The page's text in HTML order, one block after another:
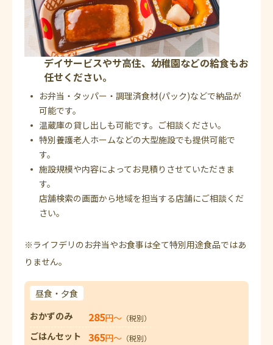
デイサービスやサ高住、幼稚園などの給食もお
任せください。
お弁当・タッパー・調理済食材(パック)などで納品が
可能です。
温蔵庫の貸し出しも可能です。ご相談ください。
特別養護老人ホームなどの大型施設でも提供可能で
す。
施設規模や内容によってお見積りさせていただきま
す。
店舗検索の画面から地域を担当する店舗にご相談くだ
さい。
※ライフデリのお弁当やお食事は全て特別用途食品ではあ
りません。
昼食・夕食
おかずのみ
285円〜 （税別）
ごはんセット 365円〜 （税別）